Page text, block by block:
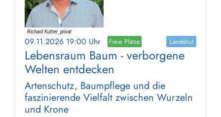
09.11.2026 19:00 Uhr Freie Plätze Landshut
Lebensraum Baum - verborgene
Welten entdecken
Artenschutz, Baumpflege und die
faszinierende Vielfalt zwischen Wurzeln
und Krone